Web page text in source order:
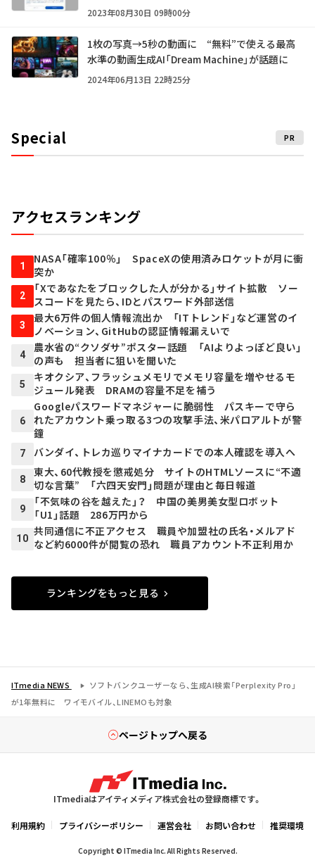
2023年08月30日 09時00分
1枚の写真→5秒の動画に “無料”で使える最高
水準の動画生成AI「Dream Machine」が話題に
2024年06月13日 22時25分
Special PR
アクセスランキング
1
NASA「確率100％」 SpaceXの使用済みロケットが月に衝
突か
2
「Xであなたをブロックした人が分かる」サイト拡散 ソー
スコードを見たら、IDとパスワード外部送信
3
最大6万件の個人情報流出か 「ITトレンド」など運営のイ
ノベーション、GitHubの認証情報漏えいで
4
農水省の“クソダサ”ポスター話題 「AIよりよっぽど良い」
の声も 担当者に狙いを聞いた
5
キオクシア、フラッシュメモリでメモリ容量を増やせるモ
ジュール発表 DRAMの容量不足を補う
6
Googleパスワードマネジャーに脆弱性 パスキーで守ら
れたアカウント乗っ取る3つの攻撃手法、米パロアルトが警
鐘
7 バンダイ、トレカ巡りマイナカードでの本人確認を導入へ
8
東大、60代教授を懲戒処分 サイトのHTMLソースに“不適
切な言葉” 「六四天安門」問題が理由と毎日報道
9
「不気味の谷を越えた」？ 中国の美男美女型ロボット
「U1」話題 286万円から
10
共同通信に不正アクセス 職員や加盟社の氏名・メルアド
など約6000件が閲覧の恐れ 職員アカウント不正利用か
ランキングをもっと見る
ITmedia NEWS
ソフトバンクユーザーなら、生成AI検索「Perplexity Pro」
が1年無料に ワイモバイル、LINEMOも対象
ページトップへ戻る
ITmediaはアイティメディア株式会社の登録商標です。
利用規約 プライバシーポリシー 運営会社 お問い合わせ 推奨環境
Copyright © ITmedia Inc. All Rights Reserved.